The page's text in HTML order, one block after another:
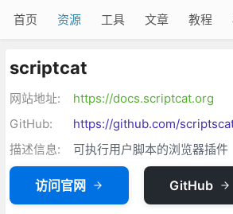
首页 资源 工具 文章 教程
scriptcat
网站地址:
https://docs.scriptcat.org
GitHub:
https://github.com/
描述信息:
可执行用户脚本的浏览器插件
访问官网 GitHub